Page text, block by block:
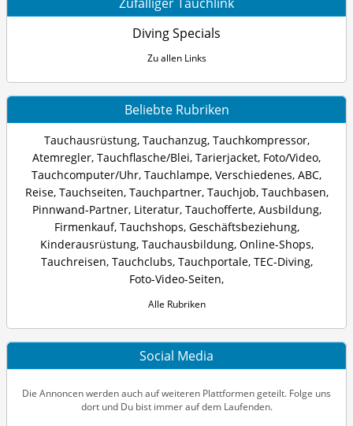
Diving Specials
Zu allen Links
Beliebte Rubriken
Tauchausrüstung, Tauchanzug, Tauchkompressor,
Atemregler, Tauchflasche/Blei, Tarierjacket, Foto/Video,
Tauchcomputer/Uhr, Tauchlampe, Verschiedenes, ABC,
Reise, Tauchseiten, Tauchpartner, Tauchjob, Tauchbasen,
Pinnwand-Partner, Literatur, Tauchofferte, Ausbildung,
Firmenkauf, Tauchshops, Geschäftsbeziehung,
Kinderausrüstung, Tauchausbildung, Online-Shops,
Tauchreisen, Tauchclubs, Tauchportale, TEC-Diving,
Foto-Video-Seiten,
Alle Rubriken
Social Media
Die Annoncen werden auch auf weiteren Plattformen geteilt. Folge uns
dort und Du bist immer auf dem Laufenden.